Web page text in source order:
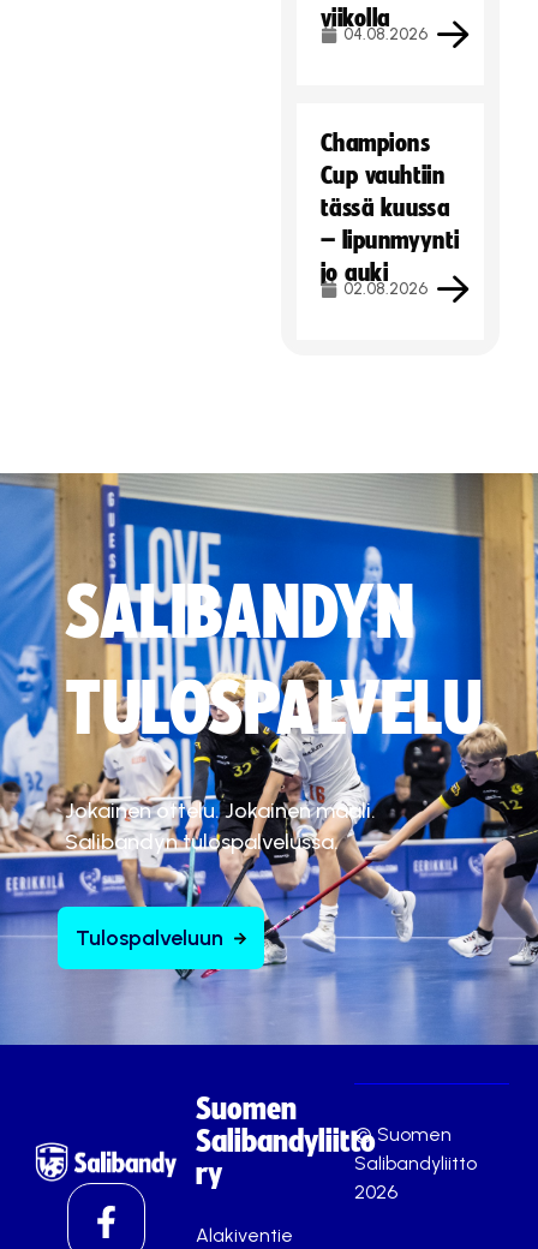
viikolla
04.08.2026
Champions
Cup vauhtiin
tässä kuussa
– lipunmyynti
jo auki
02.08.2026
SALIBANDYN
TULOSPALVELU
Jokainen ottelu. Jokainen maali.
Salibandyn tulospalvelussa.
Tulospalveluun
Suomen
Salibandyliitto
ry
Alakiventie
© Suomen
Salibandyliitto
2026